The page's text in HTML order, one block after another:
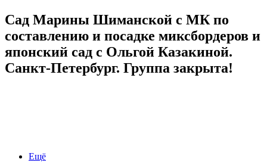
Сад Марины Шиманской с МК по
составлению и посадке миксбордеров и
японский сад с Ольгой Казакиной.
Санкт-Петербург. Группа закрыта!
Ещё